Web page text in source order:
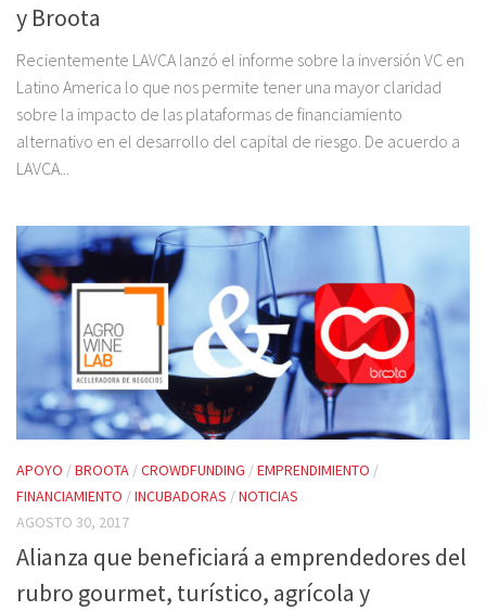
y Broota
Recientemente LAVCA lanzó el informe sobre la inversión VC en
Latino America lo que nos permite tener una mayor claridad
sobre la impacto de las plataformas de financiamiento
alternativo en el desarrollo del capital de riesgo. De acuerdo a
LAVCA...
APOYO /BROOTA /CROWDFUNDING /EMPRENDIMIENTO /
FINANCIAMIENTO /INCUBADORAS /NOTICIAS
AGOSTO 30, 2017
Alianza que beneficiará a emprendedores del
rubro gourmet, turístico, agrícola y